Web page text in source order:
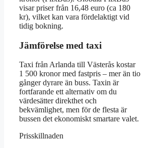
visar priser från 16,48 euro (ca 180
kr), vilket kan vara fördelaktigt vid
tidig bokning.
Jämförelse med taxi
Taxi från Arlanda till Västerås kostar
1 500 kronor med fastpris – mer än tio
gånger dyrare än buss. Taxin är
fortfarande ett alternativ om du
värdesätter direkthet och
bekvämlighet, men för de flesta är
bussen det ekonomiskt smartare valet.
Prisskillnaden